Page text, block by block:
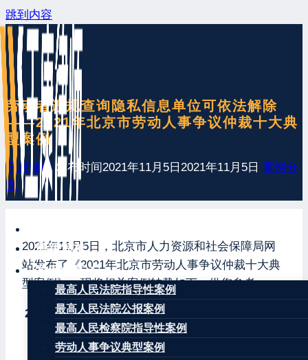
跳到内容
最新发布
案例分享
最高人民法院指导性案例
最高人民法院公报案例
最高人民检察院指导性案例
劳动人事争议典型案例
劳动者违规查询隐私信息单位可依法解除
——2021年北京市劳动人事争议仲裁十大典
型案例
王康律师 发布时间2021年11月5日 2021年11月5日 案例分
享
2021年11月5日，北京市人力资源和社会保障局网
站发布了《2021年北京市劳动人事争议仲裁十大典
型案例》，现将相关案例转载如下，供您参考。
2021年北京市劳动人事争议仲裁十大典型案例之八
劳动者违规查询隐私信息单位可依法解除